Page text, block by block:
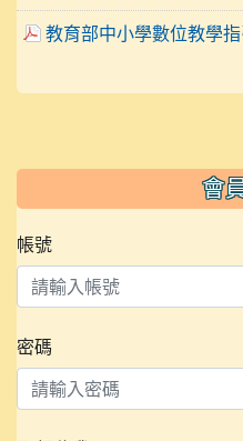
教育部中小學數位教學
會
帳號
密碼